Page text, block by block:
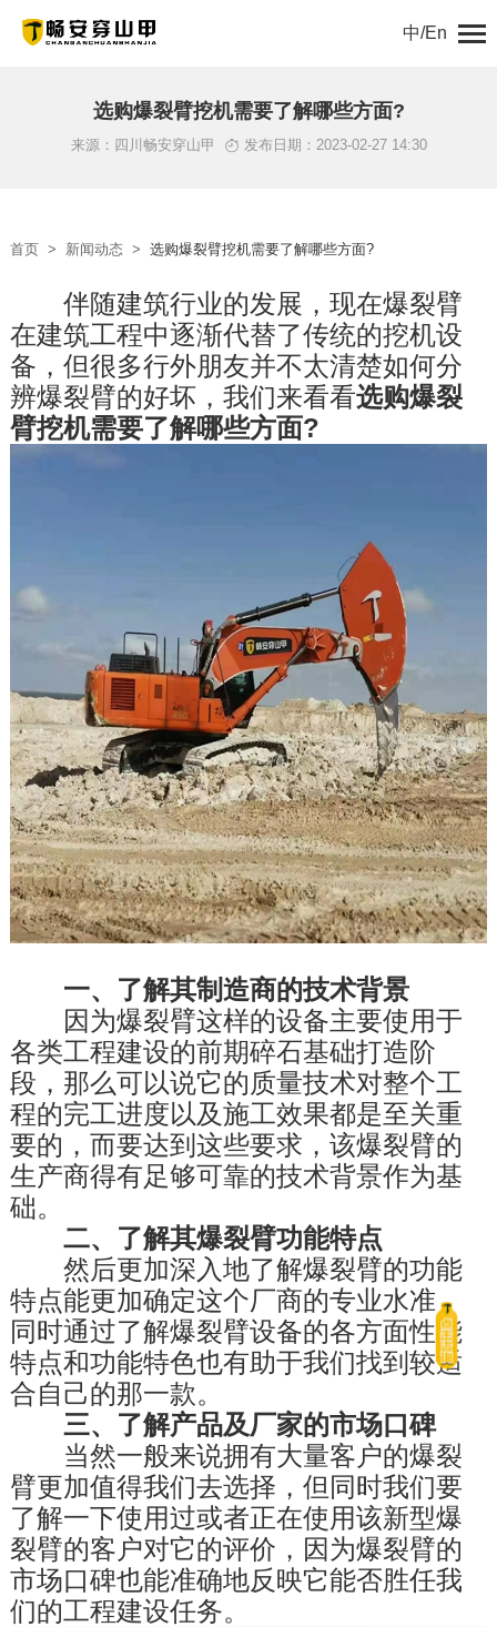
中/En
关于我们
新闻动态
工程案例
服务支持
选购爆裂臂挖机需要了解哪些方面?
来源：四川畅安穿山甲 发布日期：2023-02-27 14:30
首页 > 新闻动态 > 选购爆裂臂挖机需要了解哪些方面?
伴随建筑行业的发展，现在爆裂臂
在建筑工程中逐渐代替了传统的挖机设
备，但很多行外朋友并不太清楚如何分
辨爆裂臂的好坏，我们来看看选购爆裂
臂挖机需要了解哪些方面?
一、了解其制造商的技术背景
因为爆裂臂这样的设备主要使用于
各类工程建设的前期碎石基础打造阶
段，那么可以说它的质量技术对整个工
程的完工进度以及施工效果都是至关重
要的，而要达到这些要求，该爆裂臂的
生产商得有足够可靠的技术背景作为基
础。
二、了解其爆裂臂功能特点
然后更加深入地了解爆裂臂的功能
特点能更加确定这个厂商的专业水准，
同时通过了解爆裂臂设备的各方面性能
特点和功能特色也有助于我们找到较适
合自己的那一款。
三、了解产品及厂家的市场口碑
当然一般来说拥有大量客户的爆裂
臂更加值得我们去选择，但同时我们要
了解一下使用过或者正在使用该新型爆
裂臂的客户对它的评价，因为爆裂臂的
市场口碑也能准确地反映它能否胜任我
们的工程建设任务。